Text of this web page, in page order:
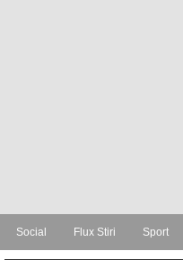
Social Flux Stiri Sport